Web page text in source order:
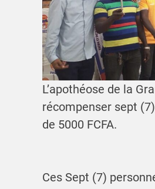
L’apothéose de la
récompenser sept
de 5000 FCFA.
Ces Sept (7)